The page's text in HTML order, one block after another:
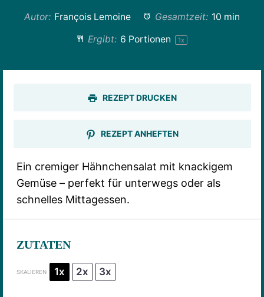
Autor: François Lemoine Gesamtzeit: 10 min
Ergibt: 6 Portionen 1x
REZEPT DRUCKEN
REZEPT ANHEFTEN
Ein cremiger Hähnchensalat mit knackigem
Gemüse – perfekt für unterwegs oder als
schnelles Mittagessen.
ZUTATEN
SKALIEREN 1x 2x 3x